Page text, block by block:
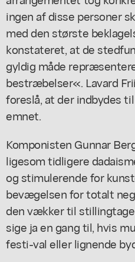
ingen af disse personer
med den største
konstateret, at de
gyldig måde
bestræbelser«. Lavard
foreslå, at der indbydes
emnet.
Komponisten Gunnar
ligesom tidligere
og stimulerende for
bevægelsen for totalt
den vækker til
sige ja en gang til, hvis
festi-val eller lignende